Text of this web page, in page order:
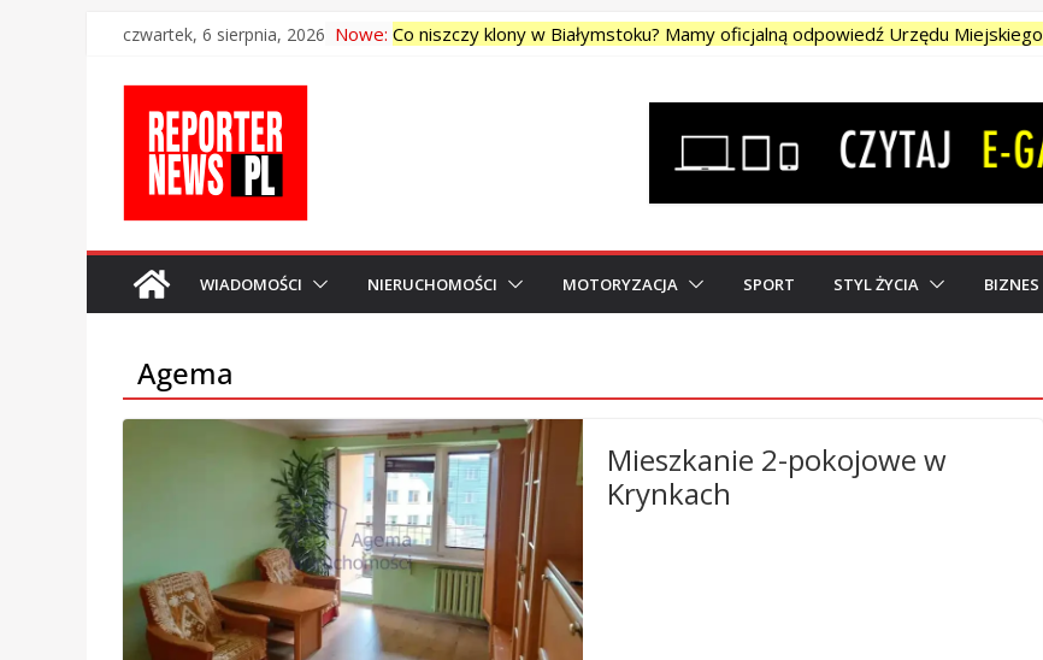
Skip
content
czwartek, 6 sierpnia, 2026 Nowe: Co niszczy klony w Białymstoku? Mamy oficjalną odpowiedź Urzędu Miejskiego
Akumulatory – Auto – Moto – Wasilkowska | Białystok
„Zainwestowała” ponad 190 tysięcy które zasiliły konto oszusta
WIADOMOŚCI NIERUCHOMOŚCI MOTORYZACJA SPORT STYL ŻYCIA BIZNES
Agema
Mieszkanie 2-pokojowe w
Krynkach